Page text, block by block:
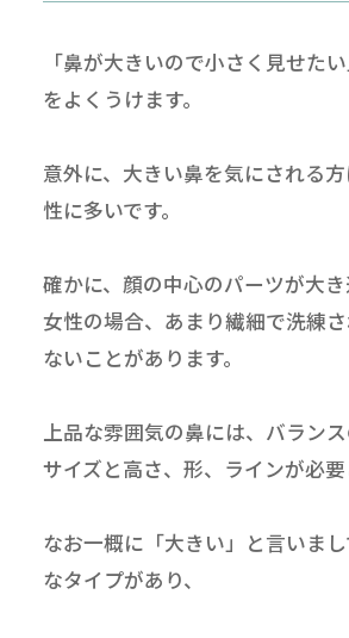
「鼻が大きいので小さく見せた
をよくうけます。
意外に、大きい鼻を気にされる
性に多いです。
確かに、顔の中心のパーツが大
女性の場合、あまり繊細で洗練
ないことがあります。
上品な雰囲気の鼻には、バラン
サイズと高さ、形、ラインが必要
なお一概に「大きい」と言いま
なタイプがあり、